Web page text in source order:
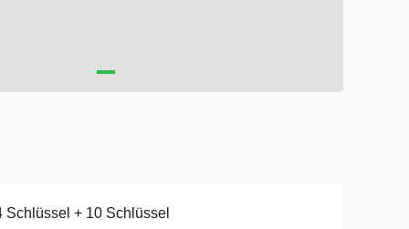
Schlüssel + 10 Schlüssel